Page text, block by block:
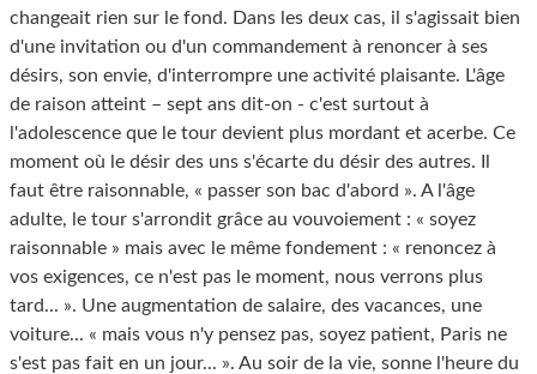
changeait rien sur le fond. Dans les deux cas, il s'agissait bien
d'une invitation ou d'un commandement à renoncer à ses
désirs, son envie, d'interrompre une activité plaisante. L'âge
de raison atteint – sept ans dit-on - c'est surtout à
l'adolescence que le tour devient plus mordant et acerbe. Ce
moment où le désir des uns s'écarte du désir des autres. Il
faut être raisonnable, « passer son bac d'abord ». A l'âge
adulte, le tour s'arrondit grâce au vouvoiement : « soyez
raisonnable » mais avec le même fondement : « renoncez à
vos exigences, ce n'est pas le moment, nous verrons plus
tard... ». Une augmentation de salaire, des vacances, une
voiture... « mais vous n'y pensez pas, soyez patient, Paris ne
s'est pas fait en un jour... ». Au soir de la vie, sonne l'heure du